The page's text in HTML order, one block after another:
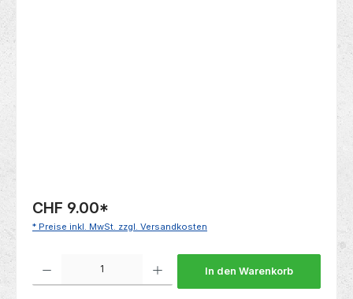
CHF 9.00*
* Preise inkl. MwSt. zzgl. Versandkosten
In den Warenkorb